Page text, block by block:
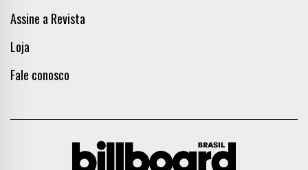
Assine a Revista
Loja
Fale conosco